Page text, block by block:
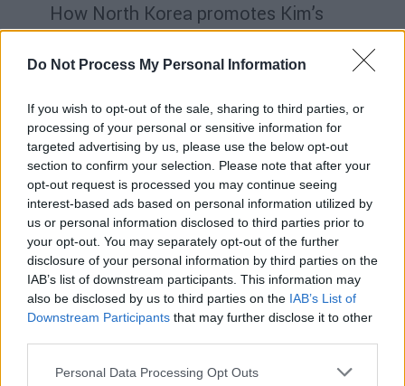
Do Not Process My Personal Information
If you wish to opt-out of the sale, sharing to third parties, or
processing of your personal or sensitive information for
targeted advertising by us, please use the below opt-out
section to confirm your selection. Please note that after your
opt-out request is processed you may continue seeing
interest-based ads based on personal information utilized by
us or personal information disclosed to third parties prior to
your opt-out. You may separately opt-out of the further
disclosure of your personal information by third parties on the
IAB’s list of downstream participants. This information may
also be disclosed by us to third parties on the IAB’s List of
Downstream Participants that may further disclose it to other
Please note that this website/app uses one or more Google
Personal Data Processing Opt Outs
How North Korea promotes Kim’s
‘Dear Daughter’ as a worthy heir -
The Japan Times
— Sung-Yoon Lee (@SungYoonLee1)
August 28, 2025
Συνοδεύοντας τον πατέρα της στοΠεκίνο
Τζου Ε«έκανε κατά κάποιο τρόπο το
επίσημο ντεμπούτο της στο εξωτερικό»,
υπογραμμίζει οΓιανγκ Μου-τζιν, πρώην
πρόεδρος του Πανεπιστημίου
Βορειοκορεατικών Σπουδών της Σεούλ.
Όμως ο πανεπιστημιακός επισημαίνει πως η
Τζου Εέχει ήδη «συμμετάσχει σε
στρατιωτικές και διπλωματικές